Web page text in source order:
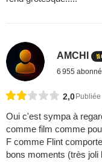
AMCHI
6 955
2,0Publiée
Oui c'est sympa à
comme film comme
F comme Flint
bons moments (très